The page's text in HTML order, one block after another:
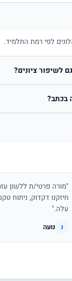
לפי רמת התלמיד.
לשיפור ציונים?
בכתב?
"מורה פרטי/ת ללשון
חיזקנו דקדוק, ניתוח
עלה."
נ נועה